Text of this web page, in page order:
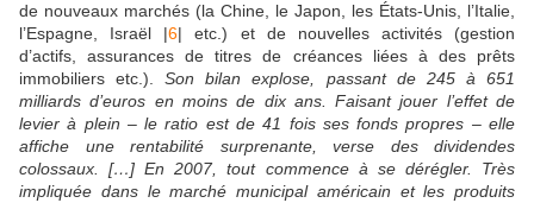
de nouveaux marchés (la Chine, le Japon, les États-Unis, l’Italie,
l’Espagne, Israël |6| etc.) et de nouvelles activités (gestion
d’actifs, assurances de titres de créances liées à des prêts
immobiliers etc.).Son bilan explose, passant de 245 à 651
milliards d’euros en moins de dix ans. Faisant jouer l’effet de
levier à plein – le ratio est de 41 fois ses fonds propres – elle
affiche une rentabilité surprenante, verse des dividendes
colossaux. […] En 2007, tout commence à se dérégler. Très
impliquée dans le marché municipal américain et les produits